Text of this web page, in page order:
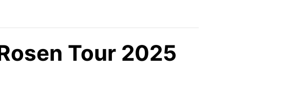
Tour 2025